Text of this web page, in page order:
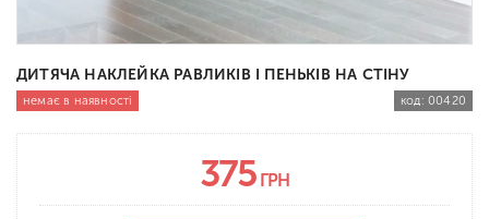
ДИТЯЧА НАКЛЕЙКА РАВЛИКІВ І ПЕНЬКІВ НА СТІНУ
немає в наявності код: 00420
375 ГРН